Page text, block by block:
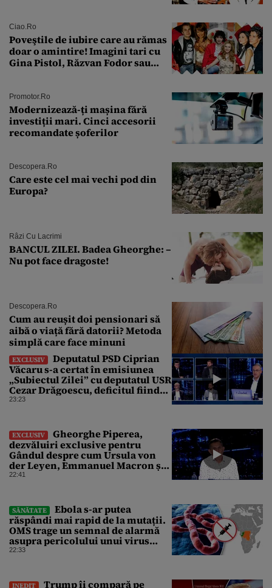
Ciao.ro
Poveştile de iubire care au rămas
doar o amintire! Imagini tari cu
Gina Pistol, Răzvan Fodor sau
Promotor.ro
Modernizează-ți mașina fără
investiții mari. Cinci accesorii
recomandate șoferilor
Descopera.ro
Care este cel mai vechi pod din
Europa?
Râzi Cu Lacrimi
BANCUL ZILEI. Badea Gheorghe: –
Nu pot face dragoste!
Descopera.ro
Cum au reușit doi pensionari să
aibă o viață fără datorii? Metoda
simplă care face minuni
EXCLUSIV
Deputatul PSD Ciprian
Văcaru s-a certat în emisiunea
„Subiectul Zilei” cu deputatul USR
Cezar Drăgoescu, deficitul fiind
motivul scandalului
23:23
EXCLUSIV
Gheorghe Piperea,
dezvăluiri exclusive pentru
Gândul despre cum Ursula von
der Leyen, Emmanuel Macron și
Zelenski plănuiesc pe Signal să îl
22:41
SĂNĂTATE
Ebola s-ar putea
răspândi mai rapid de la mutații.
OMS trage un semnal de alarmă
asupra pericolului unui virus
pentru care nu există vaccin
22:33
INEDIT
Trump îi compară pe